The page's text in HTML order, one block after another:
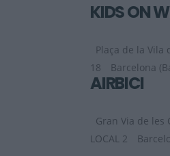
KIDS ON
Plaça de la Vila
18
Barcelona
AIRBICI
Gran Via de les
LOCAL 2